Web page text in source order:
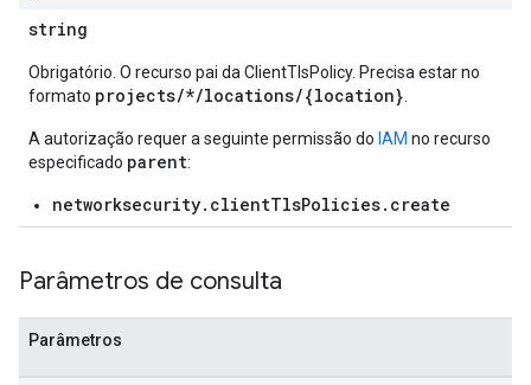
string
Obrigatório. O recurso pai da ClientTlsPolicy. Precisa estar no
formato projects/*/locations/{location}
A autorização requer a seguinte permissão do IAM no recurso
especificado parent:
networksecurity.clientTlsPolicies.create
Parâmetros de consulta
Parâmetros